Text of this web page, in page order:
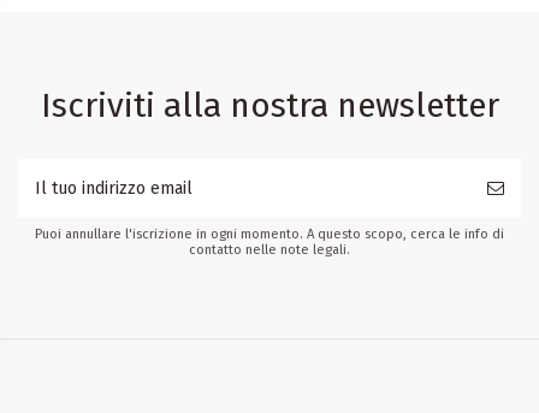
Iscriviti alla nostra newsletter
Puoi annullare l'iscrizione in ogni momento. A questo scopo, cerca le info di
contatto nelle note legali.